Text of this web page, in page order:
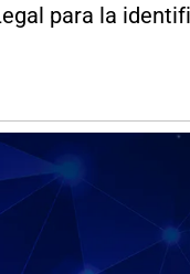
para la